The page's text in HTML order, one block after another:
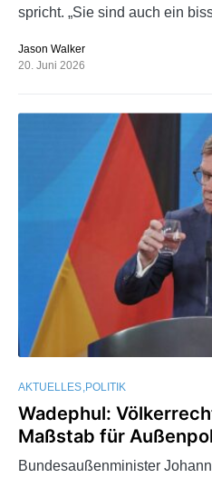
spricht. „Sie sind auch ein
Jason Walker
20. Juni 2026
AKTUELLES POLITIK
Wadephul:
Maßstab für
Bundesaußenminister